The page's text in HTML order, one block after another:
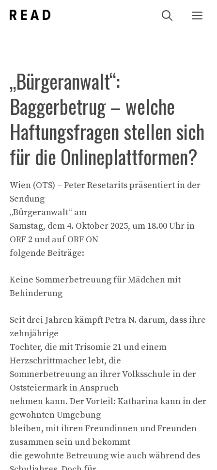
Inhalt
„Bürgeranwalt“:
Baggerbetrug – welche
Haftungsfragen stellen sich
für die Onlineplattformen?
Wien (OTS) – Peter Resetarits präsentiert in der
Sendung
„Bürgeranwalt“ am
Samstag, dem 4. Oktober 2025, um 18.00 Uhr in
ORF 2 und auf ORF ON
folgende Beiträge:
Keine Sommerbetreuung für Mädchen mit
Behinderung
Seit drei Jahren kämpft Petra N. darum, dass ihre
zehnjährige
Tochter, die mit Trisomie 21 und einem
Herzschrittmacher lebt, die
Sommerbetreuung an ihrer Volksschule in der
Oststeiermark in Anspruch
nehmen kann. Der Vorteil: Katharina kann in der
gewohnten Umgebung
bleiben, mit ihren Freundinnen und Freunden
zusammen sein und bekommt
die gewohnte Betreuung wie auch während des